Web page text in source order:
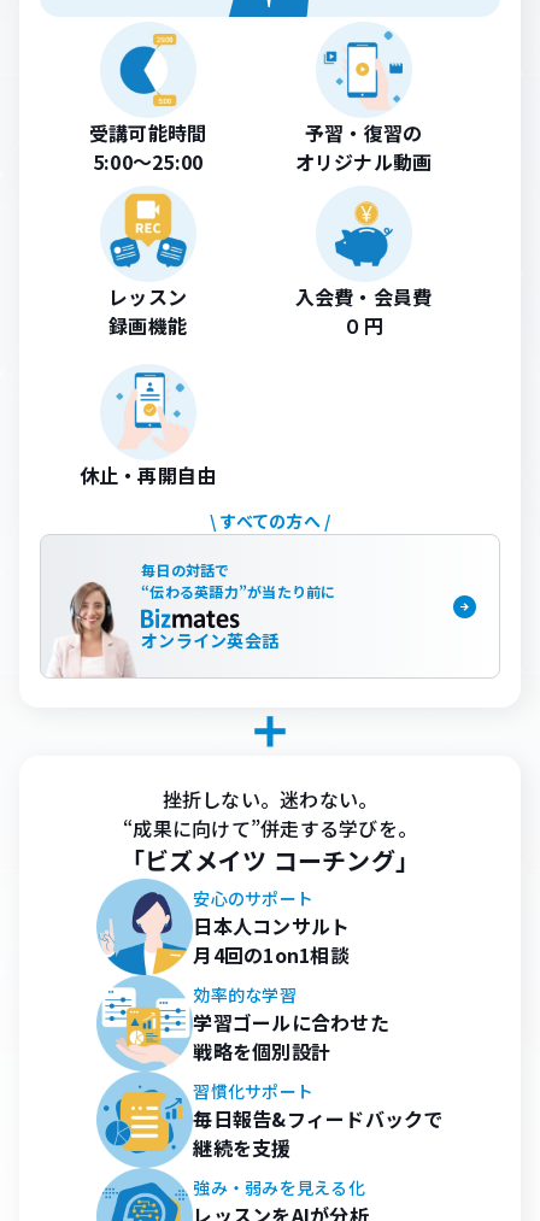
受講可能時間
5:00〜25:00
予習・復習の
オリジナル動画
レッスン
録画機能
入会費・会員費
０円
休止・再開自由
\ すべての方へ /
毎日の対話で
“伝わる英語力”が当たり前に
オンライン英会話
挫折しない。迷わない。
“成果に向けて”併走する学びを。
「ビズメイツ コーチング」
安心のサポート
日本人コンサルト
月4回の1on1相談
効率的な学習
学習ゴールに合わせた
戦略を個別設計
習慣化サポート
毎日報告&フィードバックで
継続を支援
強み・弱みを見える化
レッスンをAIが分析